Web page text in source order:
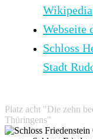
Wikipedia
Webseite
Schloss
Stadt
Platz acht "Die zehn
Thüringens"